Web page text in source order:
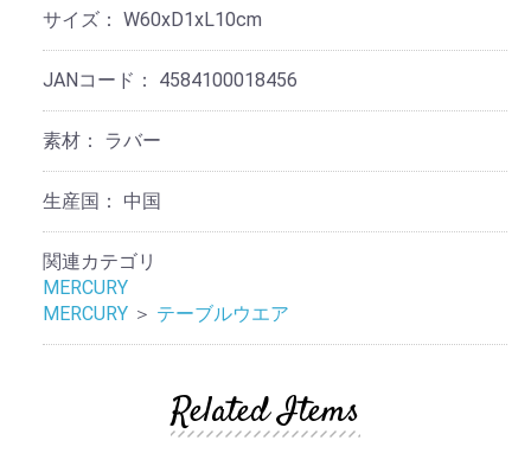
サイズ： W60xD1xL10cm
JANコード： 4584100018456
素材： ラバー
生産国： 中国
関連カテゴリ
MERCURY
MERCURY ＞ テーブルウエア
Related Items